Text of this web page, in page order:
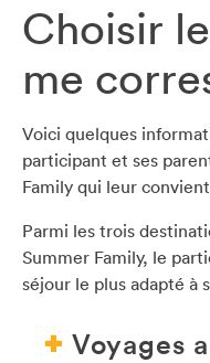
Choisir
me
Voici quelques
participant et ses
Family qui leur
Parmi les trois
Summer Family, le
séjour le plus adapté à
Voyages